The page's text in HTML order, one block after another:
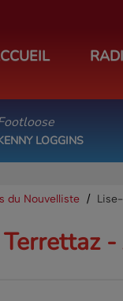
LOGGINS
du Nouvelliste